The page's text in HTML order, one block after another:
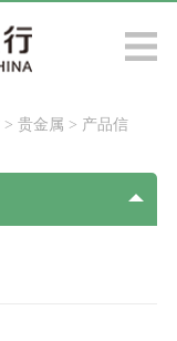
> 贵金属 > 产品信